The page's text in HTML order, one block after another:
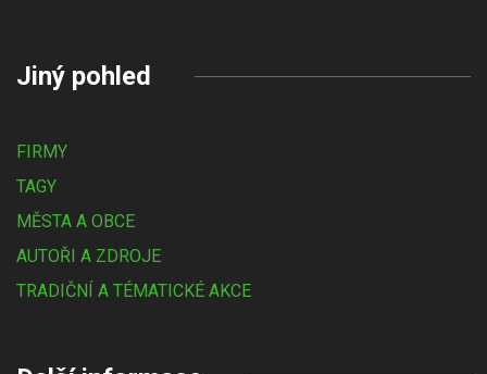
Jiný pohled
FIRMY
TAGY
MĚSTA A OBCE
AUTOŘI A ZDROJE
TRADIČNÍ A TÉMATICKÉ AKCE